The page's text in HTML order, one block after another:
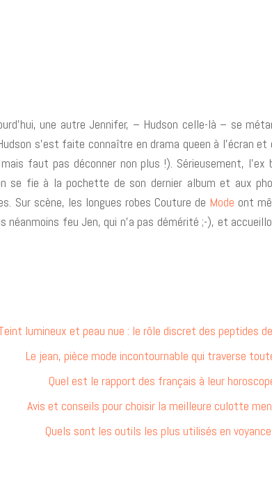
une autre Jennifer, – Hudson celle-là – se
s’est faite connaître en drama queen à l’écran et
faut pas déconner non plus !). Sérieusement,
se fie à la pochette de son dernier album et aux
Sur scène, les longues robes Couture de Mode ont
néanmoins feu Jen, qui n’a pas démérité ;-), et
lumineux et peau nue : le rôle discret des peptides
Le jean, pièce mode incontournable qui traverse
Quel est le rapport des français à leur
Avis et conseils pour choisir la meilleure culotte
Quels sont les outils les plus utilisés en voyance